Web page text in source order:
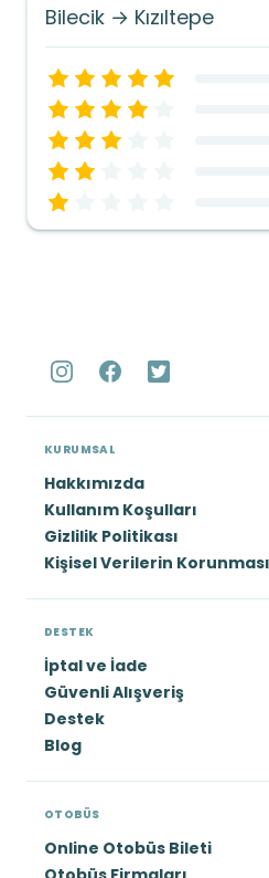
Bilecik → Kızıltepe
KURUMSAL
Hakkımızda
Kullanım Koşulları
Gizlilik Politikası
Kişisel Verilerin Korunması
DESTEK
İptal ve İade
Güvenli Alışveriş
Destek
Blog
OTOBÜS
Online Otobüs Bileti